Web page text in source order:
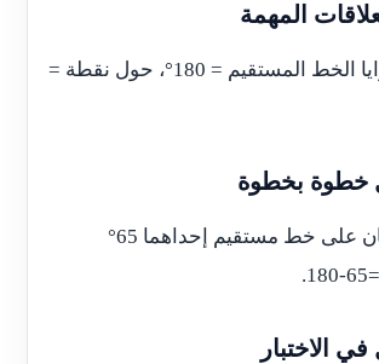
المهمة
مجموع زوايا الخط المستقيم = 180°، حول نقطة =
خطوة بخطوة
إذا كانت زاويتان على خط مستقيم إحداهما 65°
180-
.
الاختبار